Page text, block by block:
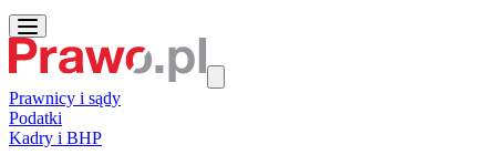
Prawnicy i sądy
Podatki
Kadry i BHP